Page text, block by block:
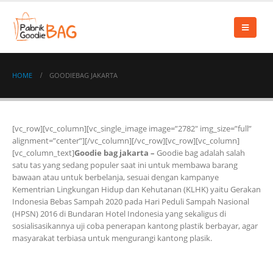
HOME GOODIEBAG JAKARTA
[vc_row][vc_column][vc_single_image image=”2782″ img_size=”full”
alignment=”center”][/vc_column][/vc_row][vc_row][vc_column]
[vc_column_text]Goodie bag jakarta – Goodie bagadalah salah
satu tas yang sedang populer saat ini untuk membawa barang
bawaan atau untuk berbelanja, sesuai dengan kampanye
Kementrian Lingkungan Hidup dan Kehutanan (KLHK) yaitu Gerakan
Indonesia Bebas Sampah 2020 pada Hari Peduli Sampah Nasional
(HPSN) 2016 di Bundaran Hotel Indonesia yang sekaligus di
sosialisasikannya uji coba penerapan kantong plastik berbayar, agar
masyarakat terbiasa untuk mengurangi kantong plasik.